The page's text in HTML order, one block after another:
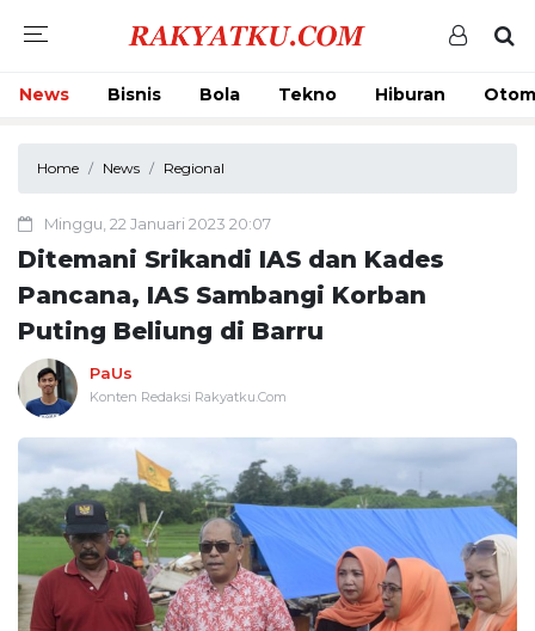
News Bisnis Bola Tekno Hiburan
Home News Regional
Minggu, 22 Januari 2023 20:07
Ditemani Srikandi IAS dan Kades
Pancana, IAS Sambangi Korban
Puting Beliung di Barru
PaUs
Konten Redaksi Rakyatku.Com